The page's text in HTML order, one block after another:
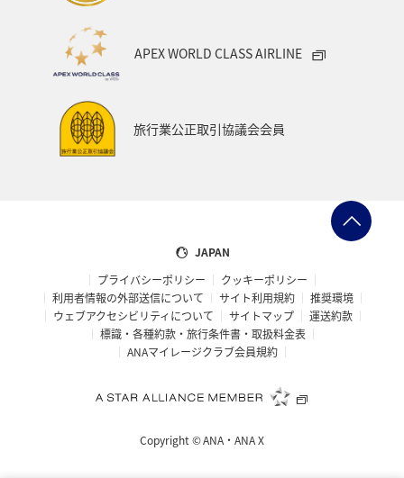
APEX WORLD CLASS AIRLINE
旅行業公正取引協議会会員
JAPAN
プライバシーポリシー
クッキーポリシー
利用者情報の外部送信について
サイト利用規約
推奨環境
ウェブアクセシビリティについて
サイトマップ
運送約款
標識・各種約款・旅行条件書・取扱料金表
ANAマイレージクラブ会員規約
Copyright ©ANA・ANA X